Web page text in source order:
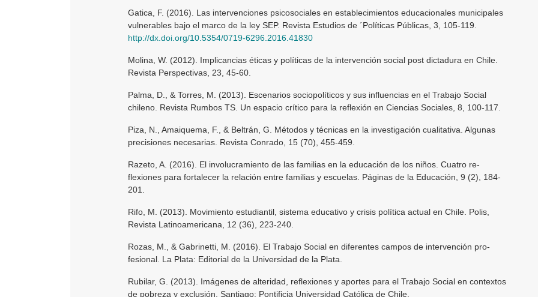
Gatica, F. (2016). Las intervenciones psicosociales en establecimientos educacionales muni­cipales
vulnerables bajo el marco de la ley SEP. Revista Estudios de ´Políticas Públicas, 3, 105-119.
http://dx.doi.org/10.5354/0719-6296.2016.41830
Molina, W. (2012). Implicancias éticas y políticas de la intervención social post dictadura en Chile.
Revista Perspectivas, 23, 45-60.
Palma, D., & Torres, M. (2013). Escenarios sociopolíticos y sus influencias en el Trabajo Social
chileno. Revista Rumbos TS. Un espacio crítico para la reflexión en Ciencias Sociales, 8, 100-117.
Piza, N., Amaiquema, F., & Beltrán, G. Métodos y técnicas en la investigación cualitativa. Al­gunas
precisiones necesarias. Revista Conrado, 15 (70), 455-459.
Razeto, A. (2016). El involucramiento de las familias en la educación de los niños. Cuatro re­
flexiones para fortalecer la relación entre familias y escuelas. Páginas de la Educación, 9 (2), 184-
201.
Rifo, M. (2013). Movimiento estudiantil, sistema educativo y crisis política actual en Chile. Polis,
Revista Latinoamericana, 12 (36), 223-240.
Rozas, M., & Gabrinetti, M. (2016). El Trabajo Social en diferentes campos de intervención pro­
fesional. La Plata: Editorial de la Universidad de la Plata.
Rubilar, G. (2013). Imágenes de alteridad, reflexiones y aportes para el Trabajo Social en con­textos
de pobreza y exclusión. Santiago: Pontificia Universidad Católica de Chile.